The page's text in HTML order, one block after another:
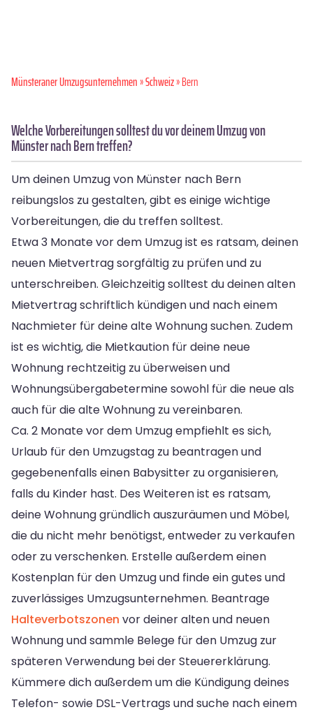
Münsteraner Umzugsunternehmen»Schweiz» Bern
Welche Vorbereitungen solltest du vor deinem Umzug von
Münster nach Bern treffen?
Um deinen Umzug von Münster nach Bern
reibungslos zu gestalten, gibt es einige wichtige
Vorbereitungen, die du treffen solltest.
Etwa 3 Monate vor dem Umzug ist es ratsam, deinen
neuen Mietvertrag sorgfältig zu prüfen und zu
unterschreiben. Gleichzeitig solltest du deinen alten
Mietvertrag schriftlich kündigen und nach einem
Nachmieter für deine alte Wohnung suchen. Zudem
ist es wichtig, die Mietkaution für deine neue
Wohnung rechtzeitig zu überweisen und
Wohnungsübergabetermine sowohl für die neue als
auch für die alte Wohnung zu vereinbaren.
Ca. 2 Monate vor dem Umzug empfiehlt es sich,
Urlaub für den Umzugstag zu beantragen und
gegebenenfalls einen Babysitter zu organisieren,
falls du Kinder hast. Des Weiteren ist es ratsam,
deine Wohnung gründlich auszuräumen und Möbel,
die du nicht mehr benötigst, entweder zu verkaufen
oder zu verschenken. Erstelle außerdem einen
Kostenplan für den Umzug und finde ein gutes und
zuverlässiges Umzugsunternehmen. Beantrage
Halteverbotszonen vor deiner alten und neuen
Wohnung und sammle Belege für den Umzug zur
späteren Verwendung bei der Steuererklärung.
Kümmere dich außerdem um die Kündigung deines
Telefon- sowie DSL-Vertrags und suche nach einem